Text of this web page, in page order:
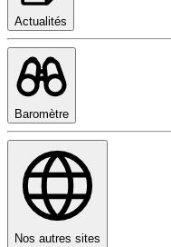
Actualités
Baromètre
Nos autres sites